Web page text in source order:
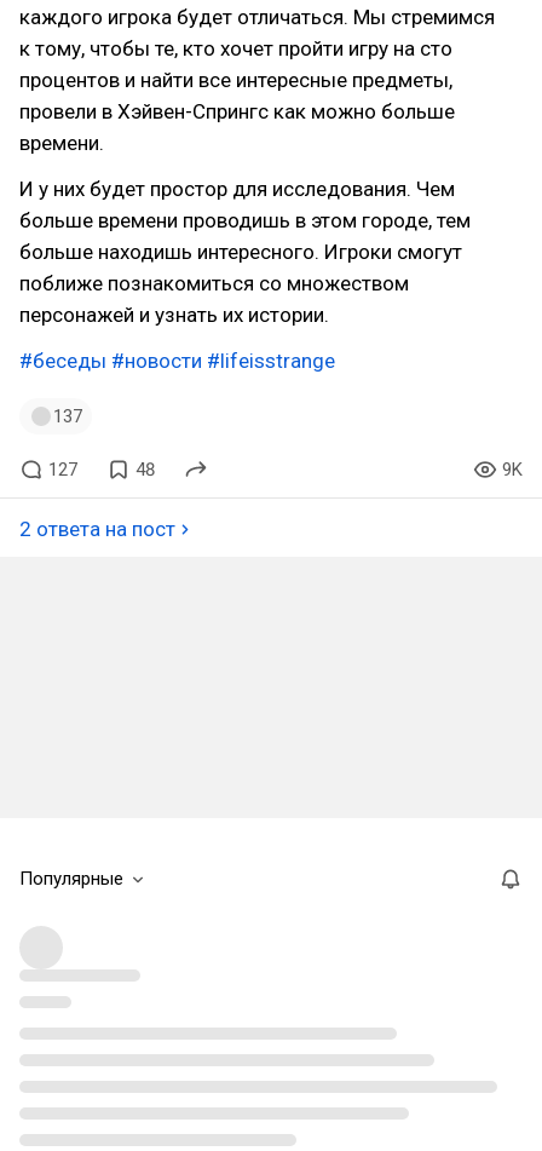
каждого игрока будет отличаться. Мы стремимся
к тому, чтобы те, кто хочет пройти игру на сто
процентов и найти все интересные предметы,
провели в Хэйвен-Спрингс как можно больше
времени.
И у них будет простор для исследования. Чем
больше времени проводишь в этом городе, тем
больше находишь интересного. Игроки смогут
поближе познакомиться со множеством
персонажей и узнать их истории.
#беседы #новости #lifeisstrange
137
127 48 9K
2 ответа на пост
Популярные